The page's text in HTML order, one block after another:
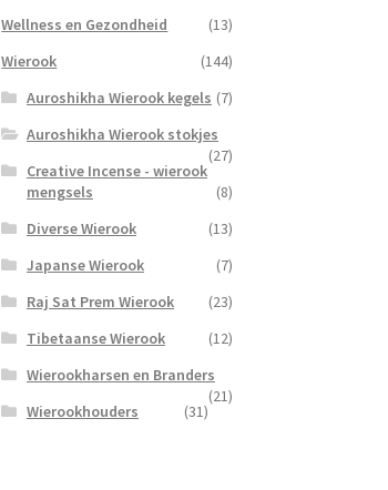
Wellness en Gezondheid
(13)
Wierook
(144)
Auroshikha Wierook kegels (7)
Auroshikha Wierook stokjes
(27)
Creative Incense - wierook
mengsels
(8)
Diverse Wierook
(13)
Japanse Wierook
(7)
Raj Sat Prem Wierook
(23)
Tibetaanse Wierook
(12)
Wierookharsen en Branders
(21)
Wierookhouders (31)